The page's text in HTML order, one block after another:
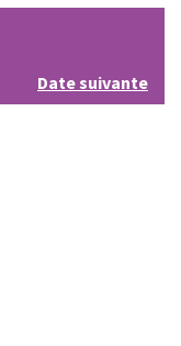
Date suivante